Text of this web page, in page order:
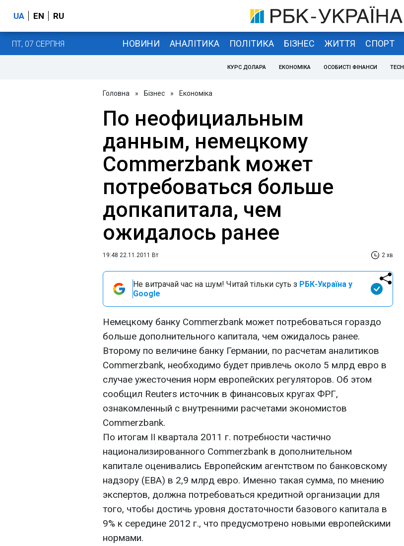
UA EN RU
ПТ, 07 СЕРПНЯ НОВИНИ АНАЛІТИКА ПОЛІТИКА БІЗНЕС ЖИТТЯ СПОРТ
КУРС ДОЛАРА ЕКОНОМІКА ОСОБИСТІ ФІНАНСИ TECH
Головна » Бізнес » Економіка
По неофициальным
данным, немецкому
Commerzbank может
потребоваться больше
допкапитала, чем
ожидалось ранее
19:48 22.11.2011 Вт 2 хв
Не витрачай час на шум! Читай тільки суть з РБК-Україна у
Google
Немецкому банку Commerzbank может потребоваться гораздо
больше дополнительного капитала, чем ожидалось ранее.
Второму по величине банку Германии, по расчетам аналитиков
Commerzbank, необходимо будет привлечь около 5 млрд евро в
случае ужесточения норм европейских регуляторов. Об этом
сообщил Reuters источник в финансовых кругах ФРГ,
ознакомленный с внутренними расчетами экономистов
Commerzbank.
По итогам II квартала 2011 г. потребности частично
национализированного Commerzbank в дополнительном
капитале оценивались Европейским агентством по банковскому
надзору (EBA) в 2,9 млрд евро. Именно такая сумма, по мнению
экспертов, должна потребоваться кредитной организации для
того, чтобы достичь уровня достаточности базового капитала в
9% к середине 2012 г., что предусмотрено новыми европейскими
нормами.